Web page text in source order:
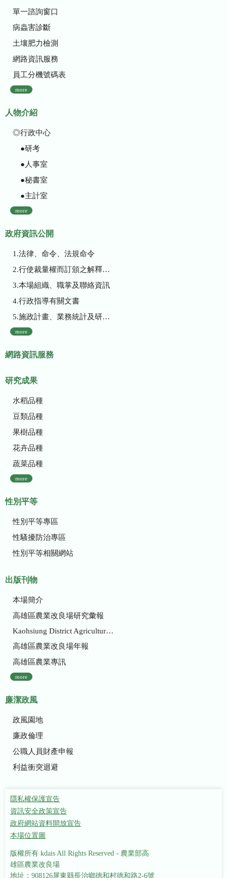
單一諮詢窗口
病蟲害診斷
土壤肥力檢測
網路資訊服務
員工分機號碼表
more
人物介紹
◎行政中心
●研考
●人事室
●秘書室
●主計室
more
政府資訊公開
1.法律、命令、法規命令
2.行使裁量權而訂頒之解釋性規定及裁量基準
3.本場組織、職掌及聯絡資訊
4.行政指導有關文書
5.施政計畫、業務統計及研究報告
more
網路資訊服務
研究成果
水稻品種
豆類品種
果樹品種
花卉品種
蔬菜品種
more
性別平等
性別平等專區
性騷擾防治專區
性別平等相關網站
出版刊物
本場簡介
高雄區農業改良場研究彙報
Kaohsiung District Agricultural Research and Extension Station
高雄區農業改良場年報
高雄區農業專訊
more
廉潔政風
政風園地
廉政倫理
公職人員財產申報
利益衝突迴避
隱私權保護宣告
資訊安全政策宣告
政府網站資料開放宣告
本場位置圖
版權所有 kdais All Rights Reserved - 農業部高
雄區農業改良場
地址：908126屏東縣長治鄉德和村德和路2-6號